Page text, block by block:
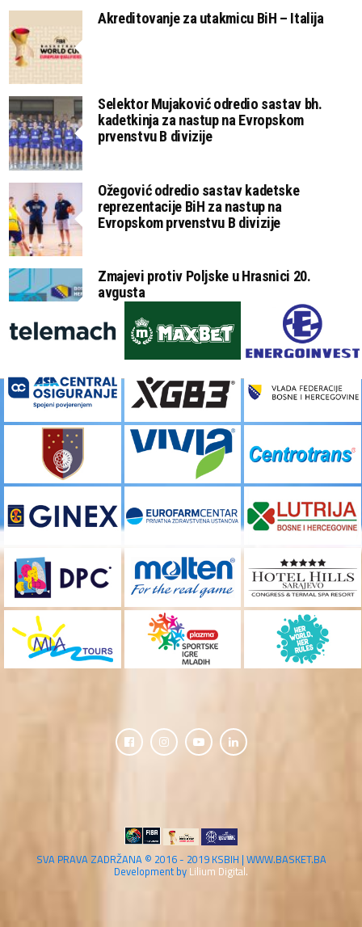
Akreditovanje za utakmicu BiH – Italija
Selektor Mujaković odredio sastav bh.
kadetkinja za nastup na Evropskom
prvenstvu B divizije
Ožegović odredio sastav kadetske
reprezentacije BiH za nastup na
Evropskom prvenstvu B divizije
Zmajevi protiv Poljske u Hrasnici 20.
avgusta
SVA PRAVA ZADRŽANA © 2016 - 2019 KSBIH | WWW.BASKET.BA
Development by Lilium Digital.